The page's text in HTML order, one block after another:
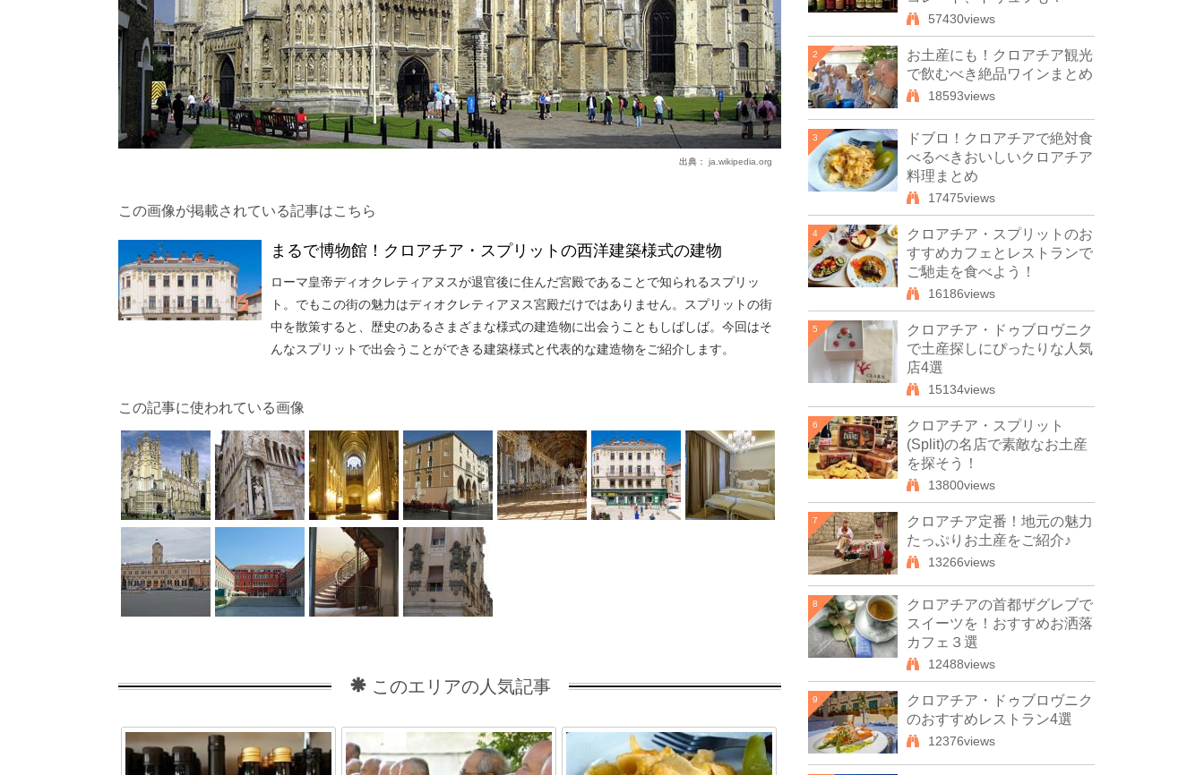
出典： ja.wikipedia.org
この画像が掲載されている記事はこちら
まるで博物館！クロアチア・スプリットの西洋建築様式の建物
ローマ皇帝ディオクレティアヌスが退官後に住んだ宮殿であることで知られるスプリッ
ト。でもこの街の魅力はディオクレティアヌス宮殿だけではありません。スプリットの街
中を散策すると、歴史のあるさまざまな様式の建造物に出会うこともしばしば。今回はそ
んなスプリットで出会うことができる建築様式と代表的な建造物をご紹介します。
この記事に使われている画像
このエリアの人気記事
57430views
2
お土産にも！クロアチア観光
で飲むべき絶品ワインまとめ
18593views
3
ドブロ！クロアチアで絶対食
べるべきおいしいクロアチア
料理まとめ
17475views
4
クロアチア・スプリットのお
すすめカフェとレストランで
ご馳走を食べよう！
16186views
5
クロアチア・ドゥブロヴニク
で土産探しにぴったりな人気
店4選
15134views
6
クロアチア・スプリット
(Split)の名店で素敵なお土産
を探そう！
13800views
7
クロアチア定番！地元の魅力
たっぷりお土産をご紹介♪
13266views
8
クロアチアの首都ザグレブで
スイーツを！おすすめお洒落
カフェ３選
12488views
9
クロアチア・ドゥブロヴニク
のおすすめレストラン4選
12376views